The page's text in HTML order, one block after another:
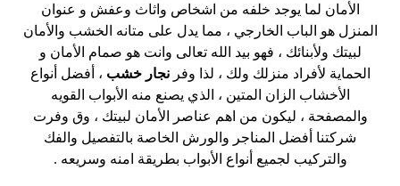
الأمان لما يوجد خلفه من اشخاص واثاث وعفش و عنوان
المنزل هو الباب الخارجي ، مما يدل على متانه الخشب والأمان
لبيتك ولأبنائك ، فهو بيد الله تعالى وانت هو صمام الأمان و
الحماية لأفراد منزلك ولك ، لذا وفرنجار خشب ، أفضل أنواع
الأخشاب الزان المتين ، الذي يصنع منه الأبواب القويه
والمصفحة ، ليكون من اهم عناصر الأمان لبيتك ، وق وفرت
شركتنا أفضل المناجر والورش الخاصة بالتفصيل والفك
والتركيب لجميع أنواع الأبواب بطريقة امنه وسريعه .